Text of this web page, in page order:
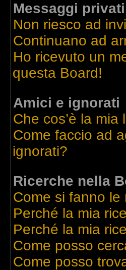
Messaggi privati
Non riesco ad
Continuano ad
Ho ricevuto un
questa Board!
Amici e ignorati
Che cos’è la
Come faccio ad
ignorati?
Ricerche nella
Come si fanno
Perché la mia
Perché la mia
Come posso
Come posso